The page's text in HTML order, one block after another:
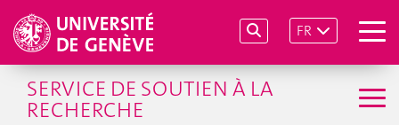
FR
SERVICE DE SOUTIEN À LA
RECHERCHE